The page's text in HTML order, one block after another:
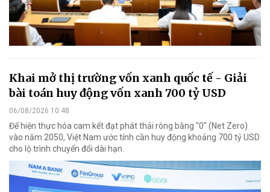
Khai mở thị trường vốn xanh quốc tế - Giải
bài toán huy động vốn xanh 700 tỷ USD
06/08/2026 10:48
Để hiện thực hóa cam kết đạt phát thải ròng bằng "0" (Net Zero)
vào năm 2050, Việt Nam ước tính cần huy động khoảng 700 tỷ USD
cho lộ trình chuyển đổi dài hạn.